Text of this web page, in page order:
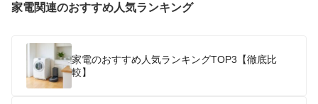
家電関連のおすすめ人気ランキング
家電のおすすめ人気ランキングTOP3【徹底比
較】